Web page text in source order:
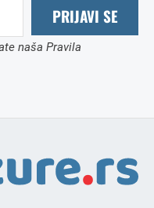
PRIJAVI SE
naša Pravila